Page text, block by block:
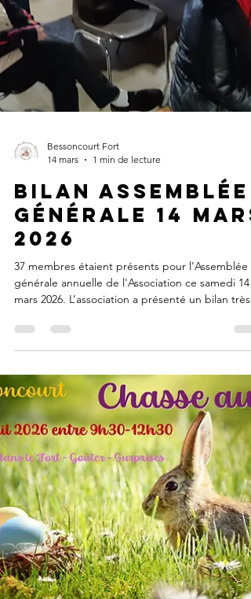
Bessoncourt Fort
14 mars
1 min de lecture
Bilan Assemblée
générale 14
2026
37 membres étaient présents pour l'Assemblée
mars 2026. L’association a présenté un bilan très
positif pour l’année 2025, avec plus de 5 500
chasse aux œufs, marchés artisanaux, Journées
Européennes du Patrimoine, soirées Halloween
marché de Noël. Les visites guidées, organisées
chaque dimanche après-midi de mai à
ainsi que les partenariats avec des association